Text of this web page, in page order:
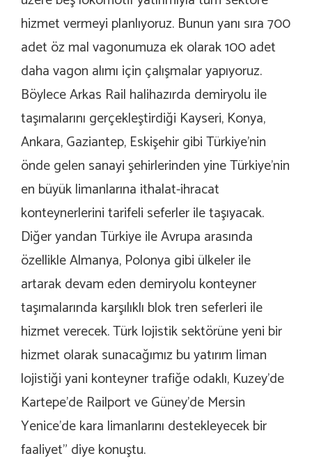
hizmet vermeyi planlıyoruz. Bunun yanı sıra 700
adet öz mal vagonumuza ek olarak 100 adet
daha vagon alımı için çalışmalar yapıyoruz.
Böylece Arkas Rail halihazırda demiryolu ile
taşımalarını gerçekleştirdiği Kayseri, Konya,
Ankara, Gaziantep, Eskişehir gibi Türkiye’nin
önde gelen sanayi şehirlerinden yine Türkiye’nin
en büyük limanlarına ithalat-ihracat
konteynerlerini tarifeli seferler ile taşıyacak.
Diğer yandan Türkiye ile Avrupa arasında
özellikle Almanya, Polonya gibi ülkeler ile
artarak devam eden demiryolu konteyner
taşımalarında karşılıklı blok tren seferleri ile
hizmet verecek. Türk lojistik sektörüne yeni bir
hizmet olarak sunacağımız bu yatırım liman
lojistiği yani konteyner trafiğe odaklı, Kuzey’de
Kartepe’de Railport ve Güney’de Mersin
Yenice’de kara limanlarını destekleyecek bir
faaliyet” diye konuştu.